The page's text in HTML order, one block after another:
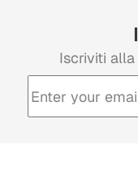
Iscriviti